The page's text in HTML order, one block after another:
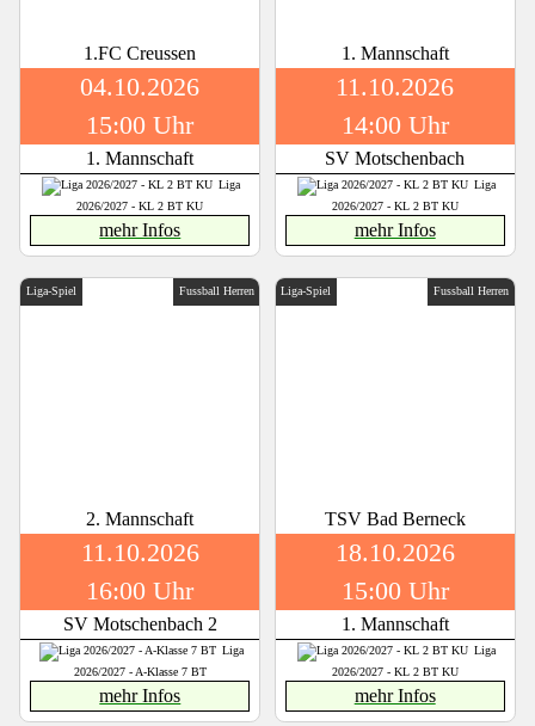
1.FC Creussen
04.10.2026
15:00 Uhr
1. Mannschaft
Liga
2026/2027 - KL 2 BT KU
mehr Infos
1. Mannschaft
11.10.2026
14:00 Uhr
SV Motschenbach
Liga
2026/2027 - KL 2 BT KU
mehr Infos
Liga-Spiel Fussball Herren
2. Mannschaft
11.10.2026
16:00 Uhr
SV Motschenbach 2
Liga
2026/2027 - A-Klasse 7 BT
mehr Infos
Liga-Spiel Fussball Herren
TSV Bad Berneck
18.10.2026
15:00 Uhr
1. Mannschaft
Liga
2026/2027 - KL 2 BT KU
mehr Infos